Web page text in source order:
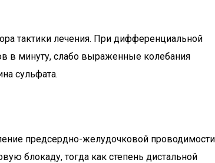
тактики лечения. При дифференциальной
в минуту, слабо выраженные колебания
сульфата.
предсердно-желудочковой проводимости
блокаду, тогда как степень дистальной